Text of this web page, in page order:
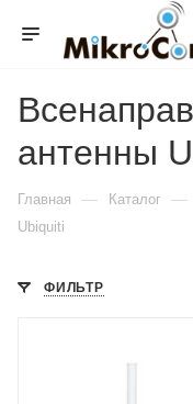
антенны
Главная — Каталог —
Ubiquiti
ФИЛЬТР